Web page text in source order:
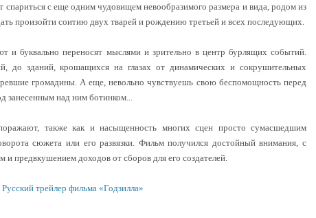
спариться с еще одним чудовищем невообразимого размера и вида, родом из
произойти соитию двух тварей и рождению третьей и всех последующих.
и буквально переносят мыслями и зрительно в центр бурлящих событий.
до зданий, крошащихся на глазах от динамических и сокрушительных
громадины. А еще, невольно чувствуешь свою беспомощность перед
занесенным над ним ботинком...
также как и насыщенность многих сцен просто сумасшедшим
сюжета или его развязки. Фильм получился достойный внимания, с
и предвкушением доходов от сборов для его создателей.
Русский трейлер фильма «Годзилла»